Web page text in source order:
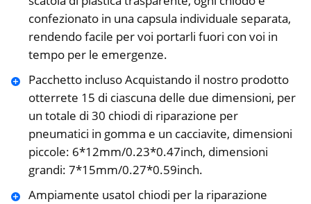
confezionato in una capsula individuale separata,
rendendo facile per voi portarli fuori con voi in
tempo per le emergenze.
Pacchetto incluso Acquistando il nostro prodotto
otterrete 15 di ciascuna delle due dimensioni, per
un totale di 30 chiodi di riparazione per
pneumatici in gomma e un cacciavite, dimensioni
piccole: 6*12mm/0.23*0.47inch, dimensioni
grandi: 7*15mm/0.27*0.59inch.
Ampiamente usatoI chiodi per la riparazione